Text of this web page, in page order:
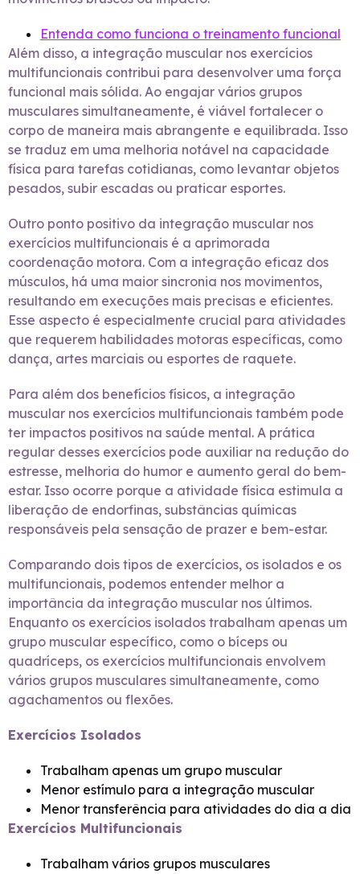
Entenda como funciona o treinamento funcional
Além disso, a integração muscular nos exercícios
multifuncionais contribui para desenvolver uma força
funcional mais sólida. Ao engajar vários grupos
musculares simultaneamente, é viável fortalecer o
corpo de maneira mais abrangente e equilibrada. Isso
se traduz em uma melhoria notável na capacidade
física para tarefas cotidianas, como levantar objetos
pesados, subir escadas ou praticar esportes.
Outro ponto positivo da integração muscular nos
exercícios multifuncionais é a aprimorada
coordenação motora. Com a integração eficaz dos
músculos, há uma maior sincronia nos movimentos,
resultando em execuções mais precisas e eficientes.
Esse aspecto é especialmente crucial para atividades
que requerem habilidades motoras específicas, como
dança, artes marciais ou esportes de raquete.
Para além dos benefícios físicos, a integração
muscular nos exercícios multifuncionais também pode
ter impactos positivos na saúde mental. A prática
regular desses exercícios pode auxiliar na redução do
estresse, melhoria do humor e aumento geral do bem-
estar. Isso ocorre porque a atividade física estimula a
liberação de endorfinas, substâncias químicas
responsáveis pela sensação de prazer e bem-estar.
Comparando dois tipos de exercícios, os isolados e os
multifuncionais, podemos entender melhor a
importância da integração muscular nos últimos.
Enquanto os exercícios isolados trabalham apenas um
grupo muscular específico, como o bíceps ou
quadríceps, os exercícios multifuncionais envolvem
vários grupos musculares simultaneamente, como
agachamentos ou flexões.
Exercícios Isolados
Trabalham apenas um grupo muscular
Menor estímulo para a integração muscular
Menor transferência para atividades do dia a dia
Exercícios Multifuncionais
Trabalham vários grupos musculares